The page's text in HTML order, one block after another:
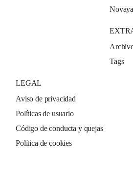
Tags
LEGAL
Aviso de privacidad
Políticas de usuario
Código de conducta y quejas
Política de cookies